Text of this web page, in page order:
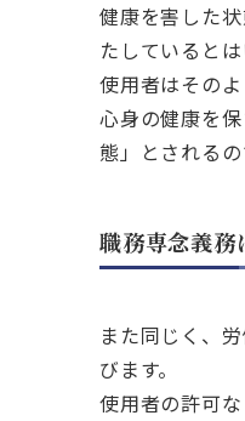
健康を害した
たしているとは
使用者はその
心身の健康を
態」とされるの
職務専念義務
また同じく、
びます。
使用者の許可